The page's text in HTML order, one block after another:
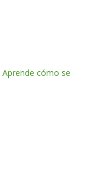
Aprende cómo se